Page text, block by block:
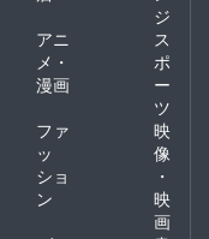
ジ
アニ
メ・
漫画
ス
ポ
ー
ツ
ファ
ッ
ショ
ン
映
像
・
映
画